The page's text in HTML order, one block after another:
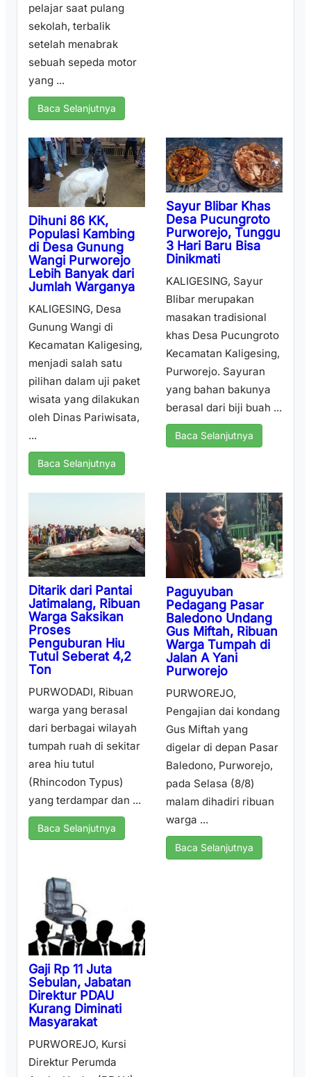
pelajar saat pulang
sekolah, terbalik
setelah menabrak
sebuah sepeda motor
yang ...
Baca Selanjutnya
Dihuni 86 KK,
Populasi Kambing
di Desa Gunung
Wangi Purworejo
Lebih Banyak dari
Jumlah Warganya
KALIGESING, Desa
Gunung Wangi di
Kecamatan Kaligesing,
menjadi salah satu
pilihan dalam uji paket
wisata yang dilakukan
oleh Dinas Pariwisata,
...
Baca Selanjutnya
Sayur Blibar Khas
Desa Pucungroto
Purworejo, Tunggu
3 Hari Baru Bisa
Dinikmati
KALIGESING, Sayur
Blibar merupakan
masakan tradisional
khas Desa Pucungroto
Kecamatan Kaligesing,
Purworejo. Sayuran
yang bahan bakunya
berasal dari biji buah ...
Baca Selanjutnya
Ditarik dari Pantai
Jatimalang, Ribuan
Warga Saksikan
Proses
Penguburan Hiu
Tutul Seberat 4,2
Ton
PURWODADI, Ribuan
warga yang berasal
dari berbagai wilayah
tumpah ruah di sekitar
area hiu tutul
(Rhincodon Typus)
yang terdampar dan ...
Baca Selanjutnya
Paguyuban
Pedagang Pasar
Baledono Undang
Gus Miftah, Ribuan
Warga Tumpah di
Jalan A Yani
Purworejo
PURWOREJO,
Pengajian dai kondang
Gus Miftah yang
digelar di depan Pasar
Baledono, Purworejo,
pada Selasa (8/8)
malam dihadiri ribuan
warga ...
Baca Selanjutnya
Gaji Rp 11 Juta
Sebulan, Jabatan
Direktur PDAU
Kurang Diminati
Masyarakat
PURWOREJO, Kursi
Direktur Perumda